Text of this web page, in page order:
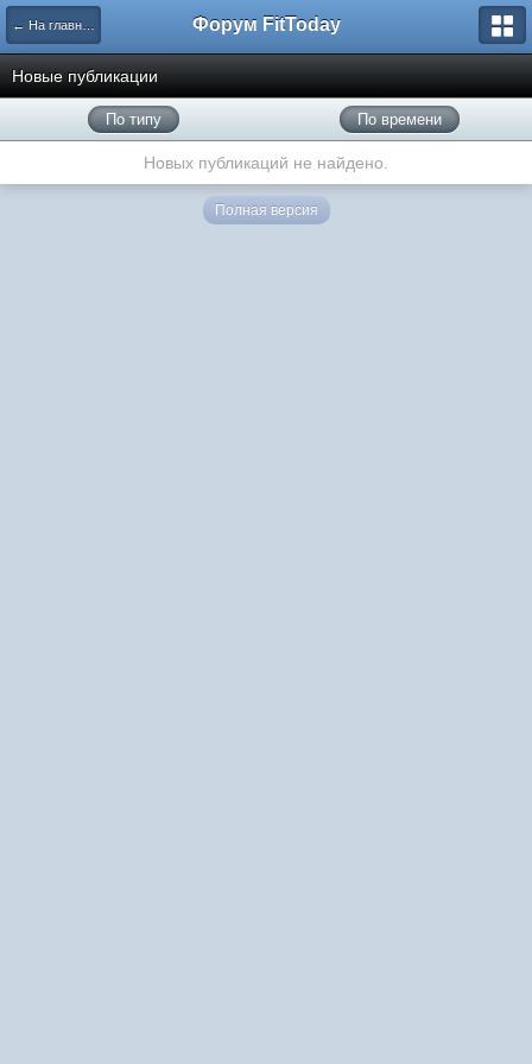
← На главную Форум FitToday
Новые публикации
По типу По времени
Новых публикаций не найдено.
Полная версия